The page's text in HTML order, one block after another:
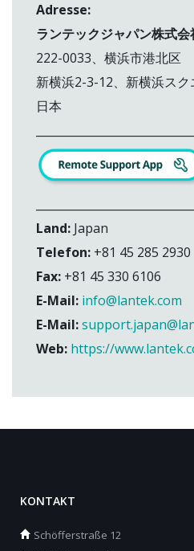
Adresse:
ランテックジャパン株式会
222-0033、横浜市港北区
新横浜2-3-12、新横浜スク
日本
Land: Japan
Telefon: +81 45 285 2930
Fax: +81 45 330 6106
E-Mail: info@lantek.com
E-Mail:
Web: https://
KONTAKT
Schöfferstraße 12